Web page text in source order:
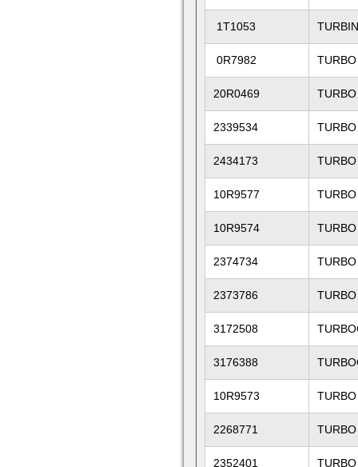
1T1053
0R7982
20R0469
2339534
2434173
10R9577
10R9574
2374734
2373786
3172508
3176388
10R9573
2268771
2352401